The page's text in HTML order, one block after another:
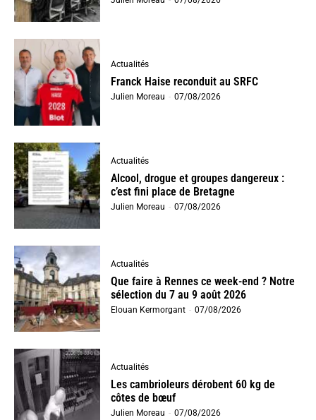
Actualités
Franck Haise reconduit au SRFC
Julien Moreau - 07/08/2026
Actualités
Alcool, drogue et groupes dangereux :
c’est fini place de Bretagne
Julien Moreau - 07/08/2026
Actualités
Que faire à Rennes ce week-end ? Notre
sélection du 7 au 9 août 2026
Elouan Kermorgant - 07/08/2026
Actualités
Les cambrioleurs dérobent 60 kg de
côtes de bœuf
Julien Moreau - 07/08/2026